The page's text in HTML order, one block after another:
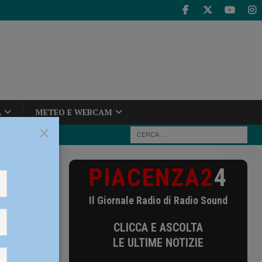
METEO E WEBCAM
inveisce
PIACENZA24
Il Giornale Radio di Radio Sound
CLICCA E ASCOLTA
LE ULTIME NOTIZIE
×